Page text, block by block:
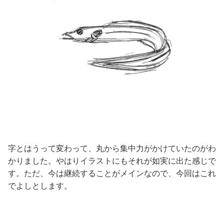
字とはうって変わって、丸から集中力がかけていたのがわ
かりました。やはりイラストにもそれが如実に出た感じで
す。ただ、今は継続することがメインなので、今回はこれ
でよしとします。